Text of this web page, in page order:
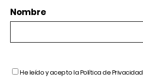
Nombre
He leído y acepto laPolítica de Privacidad